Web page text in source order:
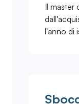
Il master
l'anno di